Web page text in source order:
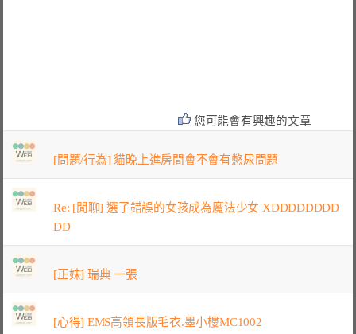
您可能會有興趣的文章
[問題/行為] 貓晚上進房間會不會有憋尿問題
Re: [閒聊] 選了錯誤的女孩成為魔法少女 XDDDDDDDD
DD
[正妹] 瑞典 一張
[心得] EMS高領長版毛衣.墨小樓MC1002